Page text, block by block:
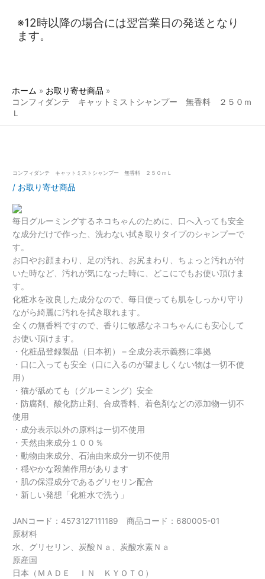
※12時以降の場合には翌営業日の発送となり
ます。
ホーム
お取り寄せ商品
コンフィダンテ キャットミストシャンプー 無香料 ２５０ｍ
Ｌ
コンフィダンテ キャットミストシャンプー 無香料 ２５０ｍＬ
/ お取り寄せ商品
毎日グルーミングするネコちゃんのために、口へ入っても安全
な成分だけで作った、洗わない拭き取りタイプのシャンプーで
す。
お口やお顔まわり、足の汚れ、お尻まわり、ちょっと汚れが付
いた時など、汚れが気になった時に、どこにでもお使い頂けま
す。
化粧水を改良した成分なので、毎日使っても肌をしっかり守り
ながら綺麗に汚れを拭き取れます。
全くの無香料ですので、香りに敏感なネコちゃんにも安心して
お使い頂けます。
・化粧品登録製品（日本初）＝全成分表示義務に準拠
・口に入っても安全（口に入るのが望ましくない物は一切不使
用）
・猫が舐めても（グルーミング）安全
・防腐剤、酸化防止剤、合成香料、着色剤などの添加物一切不
使用
・成分表示以外の原料は一切不使用
・天然由来成分１００％
・動物由来成分、石油由来成分一切不使用
・穏やかな殺菌作用があります
・肌の保湿成分であるグリセリン配合
・新しい発想「化粧水で洗う」
JANコード：4573127111189 商品コード：680005-01
原材料
水、グリセリン、炭酸Ｎａ、炭酸水素Ｎａ
原産国
日本（ＭＡＤＥ ＩＮ ＫＹＯＴＯ）